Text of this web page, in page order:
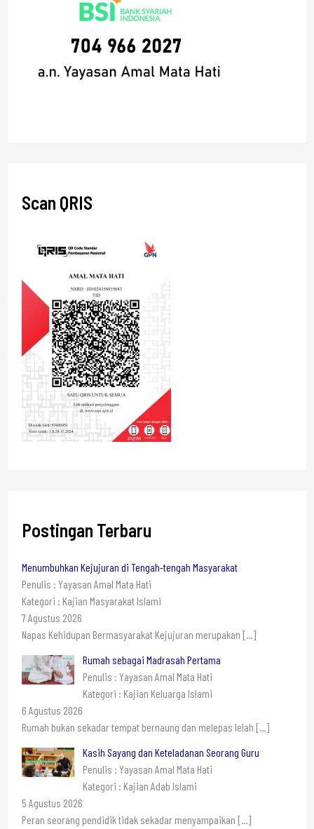
Scan QRIS
Postingan Terbaru
Menumbuhkan Kejujuran di Tengah-tengah Masyarakat
Penulis : Yayasan Amal Mata Hati
Kategori : Kajian Masyarakat Islami
7 Agustus 2026
Napas Kehidupan Bermasyarakat Kejujuran merupakan […]
Rumah sebagai Madrasah Pertama
Penulis : Yayasan Amal Mata Hati
Kategori : Kajian Keluarga Islami
6 Agustus 2026
Rumah bukan sekadar tempat bernaung dan melepas lelah […]
Kasih Sayang dan Keteladanan Seorang Guru
Penulis : Yayasan Amal Mata Hati
Kategori : Kajian Adab Islami
5 Agustus 2026
Peran seorang pendidik tidak sekadar menyampaikan […]